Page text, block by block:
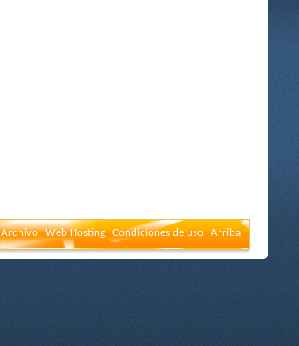
Archivo Web Hosting Condiciones de uso Arriba